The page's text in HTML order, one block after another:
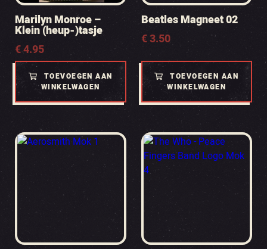
Marilyn Monroe –
Klein (heup-)tasje
€4.95
TOEVOEGEN AAN
WINKELWAGEN
Beatles Magneet 02
€3.50
TOEVOEGEN AAN
WINKELWAGEN